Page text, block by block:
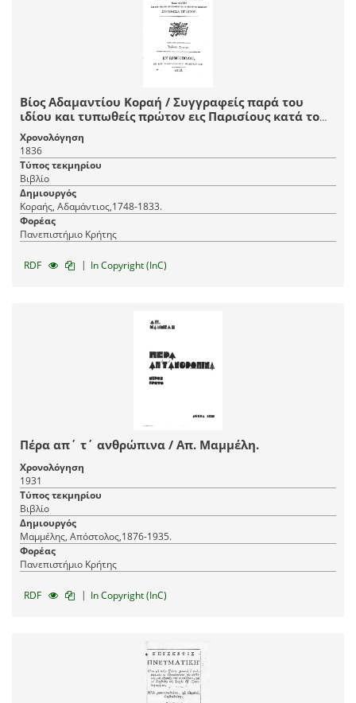
Βίος Αδαμαντίου Κοραή / Συγγραφείς παρά του
ιδίου και τυπωθείς πρώτον εις Παρισίους κατά το
1833 εις τον οποίον προστίθεται και η επιτάφιος
επιγραφή συντεθείσα υπ' αυτού.
Χρονολόγηση
1836
Τύπος τεκμηρίου
Βιβλίο
Δημιουργός
Κοραής, Αδαμάντιος,1748-1833.
Φορέας
Πανεπιστήμιο Κρήτης
RDF | In Copyright (InC)
Πέρα απ΄ τ΄ ανθρώπινα / Απ. Μαμμέλη.
Χρονολόγηση
1931
Τύπος τεκμηρίου
Βιβλίο
Δημιουργός
Μαμμέλης, Απόστολος,1876-1935.
Φορέας
Πανεπιστήμιο Κρήτης
RDF | In Copyright (InC)